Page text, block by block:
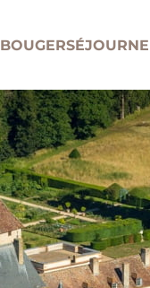
BOUGER